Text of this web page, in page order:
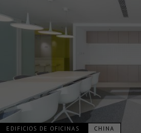
EDIFICIOS DE OFICINAS CHINA